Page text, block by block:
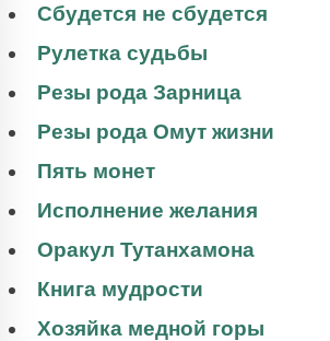
Сбудется не сбудется
Рулетка судьбы
Резы рода Зарница
Резы рода Омут жизни
Пять монет
Исполнение желания
Оракул Тутанхамона
Книга мудрости
Хозяйка медной горы